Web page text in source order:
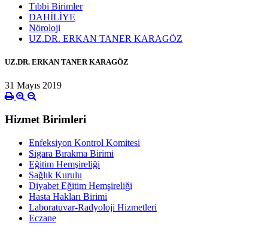
Tıbbi Birimler
DAHİLİYE
Nöroloji
UZ.DR. ERKAN TANER KARAGÖZ
UZ.DR. ERKAN TANER KARAGÖZ
31 Mayıs 2019
Hizmet Birimleri
Enfeksiyon Kontrol Komitesi
Sigara Bırakma Birimi
Eğitim Hemşireliği
Sağlık Kurulu
Diyabet Eğitim Hemşireliği
Hasta Hakları Birimi
Laboratuvar-Radyoloji Hizmetleri
Eczane